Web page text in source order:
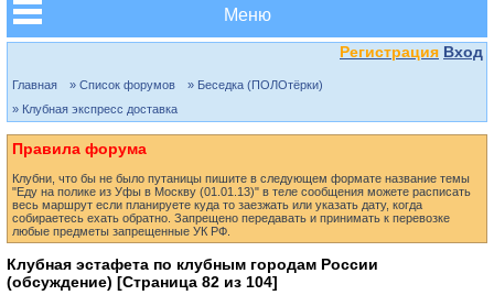
Меню
Регистрация Вход
Главная » Список форумов
» Беседка (ПОЛОтёрки)
» Клубная экспресс доставка
Правила форума
Клубни, что бы не было путаницы пишите в следующем формате название темы
"Еду на полике из Уфы в Москву (01.01.13)" в теле сообщения можете расписать
весь маршрут если планируете куда то заезжать или указать дату, когда
собираетесь ехать обратно. Запрещено передавать и принимать к перевозке
любые предметы запрещенные УК РФ.
Клубная эстафета по клубным городам России
(обсуждение) [Страница 82 из 104]